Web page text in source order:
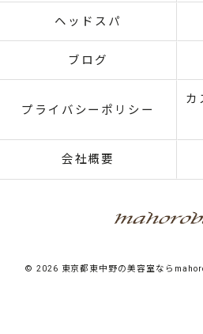
ヘッドスパ
ブログ
プライバシーポリシー
カ
会社概要
© 2026 東京都東中野の美容室なら